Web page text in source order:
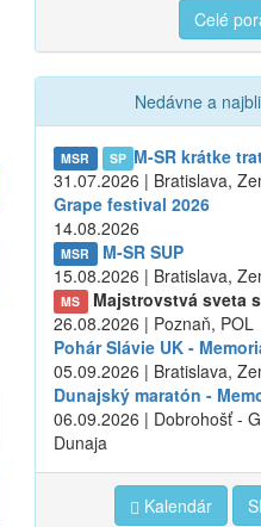
Celé
Nedávne a
MSR SP M-SR krátke
31.07.2026 | Bratislava,
Grape festival 2026
14.08.2026
MSR
M-SR SUP
15.08.2026 | Bratislava,
MS
Majstrovstvá sveta
26.08.2026 | Poznaň, POL
Pohár Slávie UK -
05.09.2026 | Bratislava,
Dunajský maratón -
06.09.2026 | Dobrohošť -
Dunaja
Kalendár